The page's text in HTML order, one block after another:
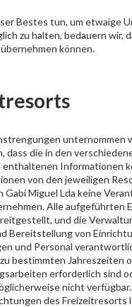
Bestes tun, um etwaige
zu halten, bedauern wir,
können.
unternommen
dass die in den
Informationen
von den jeweiligen
Gabi Miguel Lda keine
Alle aufgeführten
und die
Bereitstellung von
und Personal
bestimmten Jahreszeiten
erforderlich sind
nicht
des Freizeitresorts